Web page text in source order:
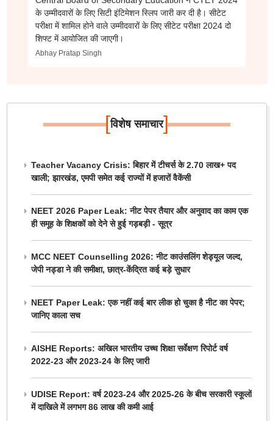
के उम्मीदवारों के लिए सिटी इंटिमेशन स्लिप जारी कर दी है। सीटेट
परीक्षा में शामिल होने वाले उम्मीदवारों के लिए सीटेट परीक्षा 2024 दो
शिफ्ट में आयोजित की जाएगी।
Abhay Pratap Singh
[विशेष समाचार]
Teacher Vacancy Crisis: बिहार में टीचर्स के 2.70 लाख+ पद
खाली; झारखंड, एमपी समेत कई राज्यों में हजारों वैकेंसी
NEET 2026 Paper Leak: नीट पेपर तैयार और अनुवाद का काम एक
ही समूह के शिक्षकों को देने से हुई गड़बड़ी - सूत्र
MCC NEET Counselling 2026: नीट काउंसलिंग शेड्यूल जल्द,
जेपी नड्डा ने की समीक्षा, छात्र-केंद्रित कई बड़े सुधार
NEET Paper Leak: एक नहीं कई बार लीक हो चुका है नीट का पेपर;
जानिए काला सच
AISHE Reports: अखिल भारतीय उच्च शिक्षा सर्वेक्षण रिपोर्ट वर्ष
2022-23 और 2023-24 के लिए जारी
UDISE Report: वर्ष 2023-24 और 2025-26 के बीच सरकारी स्कूलों
में दाखिले में लगभग 86 लाख की कमी आई